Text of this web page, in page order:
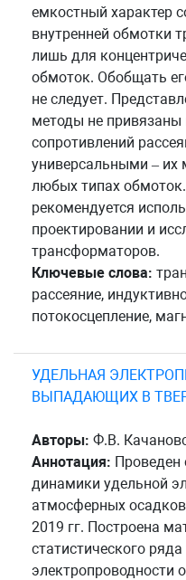
емкостный характер
внутренней обмотки
лишь для
обмоток. Обобщать
не следует.
методы не привязаны
сопротивлений
универсальными – их
любых типах
рекомендуется
проектировании и
трансформаторов.
Ключевые слова:
рассеяние,
потокосцепление,
УДЕЛЬНАЯ
ВЫПАДАЮЩИХ В
Авторы: Ф.В.
Аннотация: Проведен
динамики удельной
атмосферных
2019 гг. Построена
статистического
электропроводности